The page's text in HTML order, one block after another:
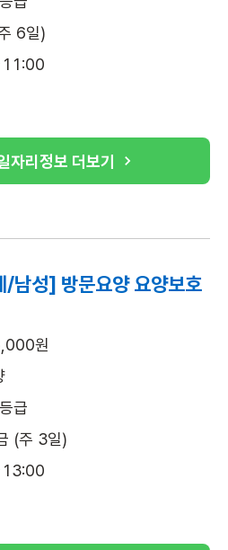
6일)
자리정보 더보기
성] 방문요양 요양보호
원
급
(주 3일)